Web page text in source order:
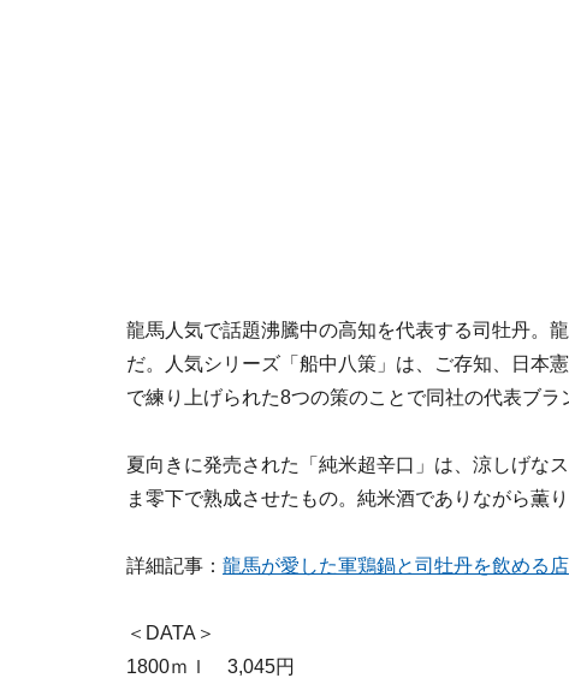
龍馬人気で話題沸騰中の高知を代表する司牡丹。
だ。人気シリーズ「船中八策」は、ご存知、日本
で練り上げられた8つの策のことで同社の代表ブラ
夏向きに発売された「純米超辛口」は、涼しげな
ま零下で熟成させたもの。純米酒でありながら薫
詳細記事： 龍馬が愛した軍鶏鍋と司牡丹を飲める店
＜DATA＞
1800ｍｌ 3,045円